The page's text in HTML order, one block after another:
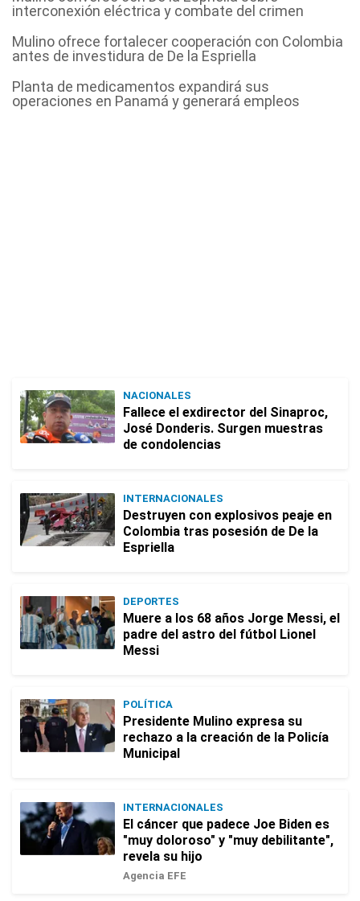
interconexión eléctrica y combate del crimen
Mulino ofrece fortalecer cooperación con Colombia
antes de investidura de De la Espriella
Planta de medicamentos expandirá sus
operaciones en Panamá y generará empleos
NACIONALES
Fallece el exdirector del Sinaproc,
José Donderis. Surgen muestras
de condolencias
INTERNACIONALES
Destruyen con explosivos peaje en
Colombia tras posesión de De la
Espriella
DEPORTES
Muere a los 68 años Jorge Messi, el
padre del astro del fútbol Lionel
Messi
POLÍTICA
Presidente Mulino expresa su
rechazo a la creación de la Policía
Municipal
INTERNACIONALES
El cáncer que padece Joe Biden es
"muy doloroso" y "muy debilitante",
revela su hijo
Agencia EFE